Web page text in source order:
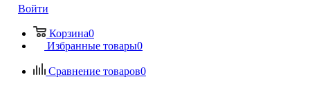
Войти
Корзина0
Избранные товары0
Сравнение товаров0